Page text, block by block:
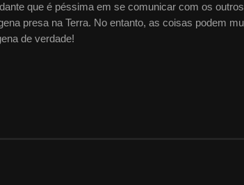
que é péssima em se comunicar com os
presa na Terra. No entanto, as coisas podem
de verdade!